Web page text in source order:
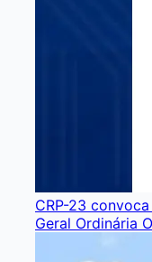
CRP-23
Geral Ordinária